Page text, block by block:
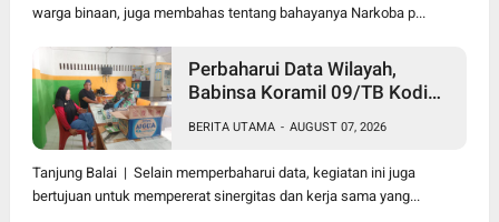
warga binaan, juga membahas tentang bahayanya Narkoba p...
Perbaharui Data Wilayah,
Babinsa Koramil 09/TB Kodim
Ter Di Kantor Kelurahan
BERITA UTAMA - AUGUST 07, 2026
Tanjung Balai | Selain memperbaharui data, kegiatan ini juga
bertujuan untuk mempererat sinergitas dan kerja sama yang...